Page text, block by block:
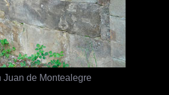
Juan de Montealegre